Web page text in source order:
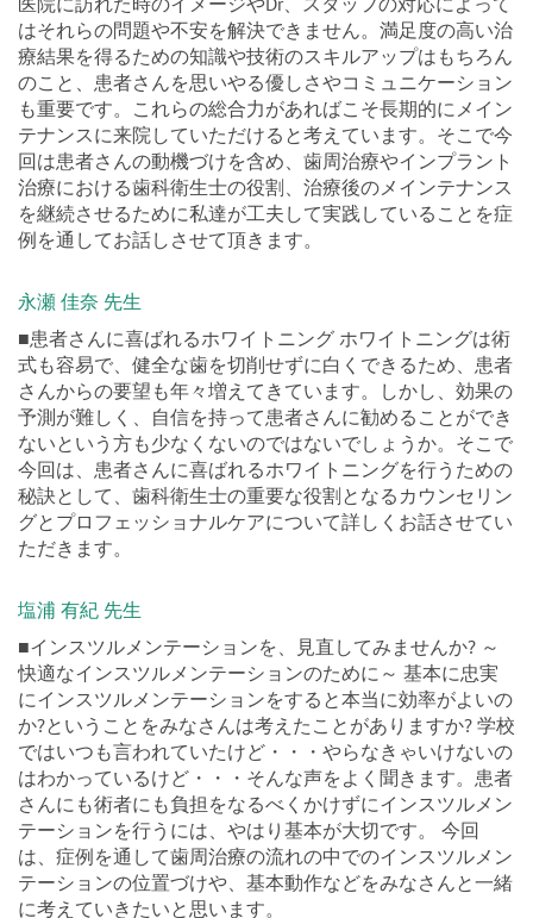
医院に訪れた時のイメージやDr、スタッフの対応によって
はそれらの問題や不安を解決できません。満足度の高い治
療結果を得るための知識や技術のスキルアップはもちろん
のこと、患者さんを思いやる優しさやコミュニケーション
も重要です。これらの総合力があればこそ長期的にメイン
テナンスに来院していただけると考えています。そこで今
回は患者さんの動機づけを含め、歯周治療やインプラント
治療における歯科衛生士の役割、治療後のメインテナンス
を継続させるために私達が工夫して実践していることを症
例を通してお話しさせて頂きます。
永瀬 佳奈 先生
■患者さんに喜ばれるホワイトニング ホワイトニングは術
式も容易で、健全な歯を切削せずに白くできるため、患者
さんからの要望も年々増えてきています。しかし、効果の
予測が難しく、自信を持って患者さんに勧めることができ
ないという方も少なくないのではないでしょうか。そこで
今回は、患者さんに喜ばれるホワイトニングを行うための
秘訣として、歯科衛生士の重要な役割となるカウンセリン
グとプロフェッショナルケアについて詳しくお話させてい
ただきます。
塩浦 有紀 先生
■インスツルメンテーションを、見直してみませんか? ～
快適なインスツルメンテーションのために～ 基本に忠実
にインスツルメンテーションをすると本当に効率がよいの
か?ということをみなさんは考えたことがありますか? 学校
ではいつも言われていたけど・・・やらなきゃいけないの
はわかっているけど・・・そんな声をよく聞きます。患者
さんにも術者にも負担をなるべくかけずにインスツルメン
テーションを行うには、やはり基本が大切です。 今回
は、症例を通して歯周治療の流れの中でのインスツルメン
テーションの位置づけや、基本動作などをみなさんと一緒